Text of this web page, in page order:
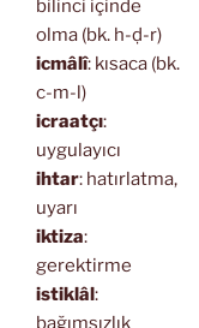
bilinci içinde
olma (bk. h-ḍ-r)
icmâlî: kısaca (bk.
c-m-l)
icraatçı:
uygulayıcı
ihtar: hatırlatma,
uyarı
iktiza:
gerektirme
istiklâl:
bağımsızlık